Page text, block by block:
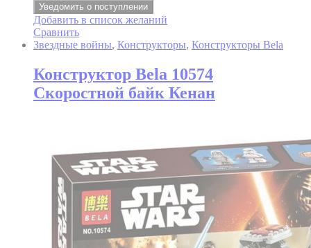
Уведомить о поступлении
Добавить в список желаний
Сравнить
Звездные войны, Конструкторы, Конструкторы Bela
Конструктор Bela 10574
Скоростной байк Кенан